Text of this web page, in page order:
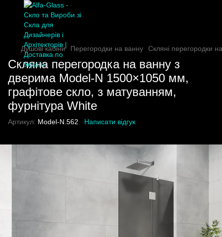
Душові кабіни Перегородки на ванну Скляні перегородки
Скляна перегородка на ванну з
дверима Model-N 1500×1050 мм,
графітове скло, з матуванням,
фурнітура White
Артикул: Model-N.562 Написати відгук